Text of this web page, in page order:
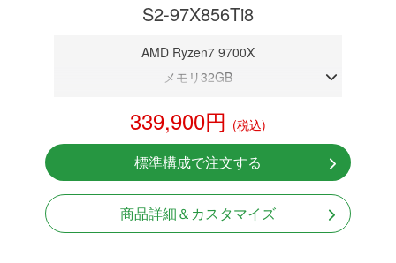
S2-97X856Ti8
AMD Ryzen7 9700X
メモリ32GB
NVMeSSD 1TB
無線LAN Bluetooth対応
Windows11 Home 64bit
339,900円 (税込)
標準構成で注文する
商品詳細＆カスタマイズ